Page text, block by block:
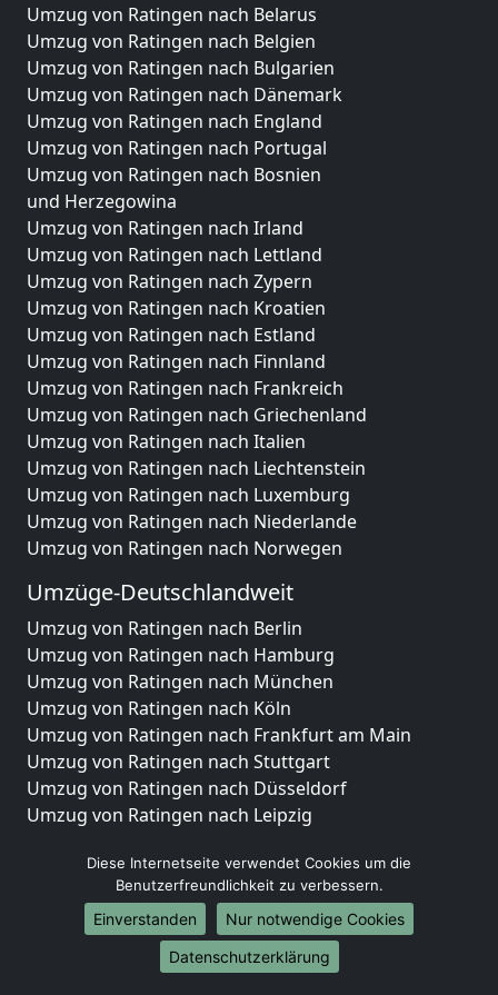
Umzug von Ratingen nach Belarus
Umzug von Ratingen nach Belgien
Umzug von Ratingen nach Bulgarien
Umzug von Ratingen nach Dänemark
Umzug von Ratingen nach England
Umzug von Ratingen nach Portugal
Umzug von Ratingen nach Bosnien
und Herzegowina
Umzug von Ratingen nach Irland
Umzug von Ratingen nach Lettland
Umzug von Ratingen nach Zypern
Umzug von Ratingen nach Kroatien
Umzug von Ratingen nach Estland
Umzug von Ratingen nach Finnland
Umzug von Ratingen nach Frankreich
Umzug von Ratingen nach Griechenland
Umzug von Ratingen nach Italien
Umzug von Ratingen nach Liechtenstein
Umzug von Ratingen nach Luxemburg
Umzug von Ratingen nach Niederlande
Umzug von Ratingen nach Norwegen
Umzüge-Deutschlandweit
Umzug von Ratingen nach Berlin
Umzug von Ratingen nach Hamburg
Umzug von Ratingen nach München
Umzug von Ratingen nach Köln
Umzug von Ratingen nach Frankfurt am Main
Umzug von Ratingen nach Stuttgart
Umzug von Ratingen nach Düsseldorf
Umzug von Ratingen nach Leipzig
Umzug von Ratingen nach Essen
Umzug von Ratingen nach Bremen
Umzug von Ratingen nach Dresden
Umzug von Ratingen nach Hannover
Umzug von Ratingen nach Nürnberg
Diese Internetseite verwendet Cookies um die
Benutzerfreundlichkeit zu verbessern.
Einverstanden
Nur notwendige Cookies
Datenschutzerklärung